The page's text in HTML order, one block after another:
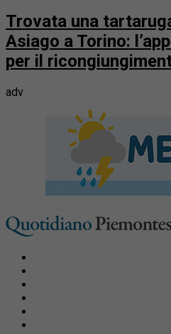
Trovata una
Asiago a Torino:
per il
adv